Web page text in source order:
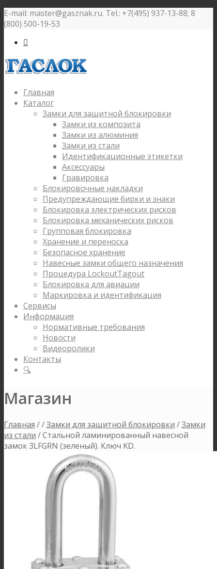
E-mail: master@gasznak.ru. Tel.: +7(495) 937-13-88; 8
(800) 500-19-53

Главная
Каталог
Замки для защитной блокировки
Замки из композита
Замки из алюминия
Замки из стали
Идентификационные этикетки
Аксессуары
Гравировка
Блокировочные накладки
Предупреждающие бирки и знаки
Блокировка электрических рисков
Блокировка механических рисков
Групповая блокировка
Хранение и переноска
Безопасное хранение
Навесные замки общего назначения
Процедура LockoutTagout
Блокировка для авиации
Маркировка и идентификация
Сервисы
Информация
Нормативные требования
Новости
Видеоролики
Контакты
🔍
Магазин
Главная //Замки для защитной блокировки /Замки
из стали /Стальной ламинированный навесной
замок 3LFGRN (зеленый). Ключ KD.